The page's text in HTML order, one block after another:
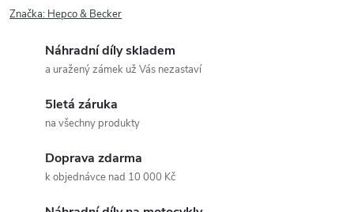
Značka: Hepco & Becker
Náhradní díly skladem
a uražený zámek už Vás nezastaví
5letá záruka
na všechny produkty
Doprava zdarma
k objednávce nad 10 000 Kč